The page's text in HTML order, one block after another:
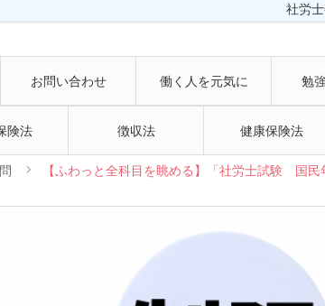
社労
お問い合わせ 働く人を元気に 勉
険法 徴収法 健康保険法
【ふわっと全科目を眺める】「社労士試験 国